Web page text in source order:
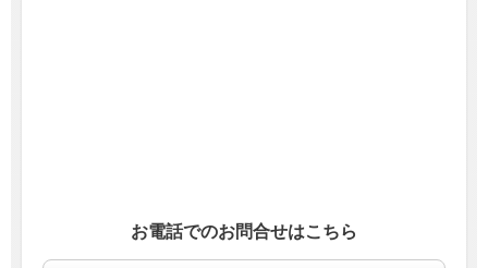
お電話でのお問合せはこちら